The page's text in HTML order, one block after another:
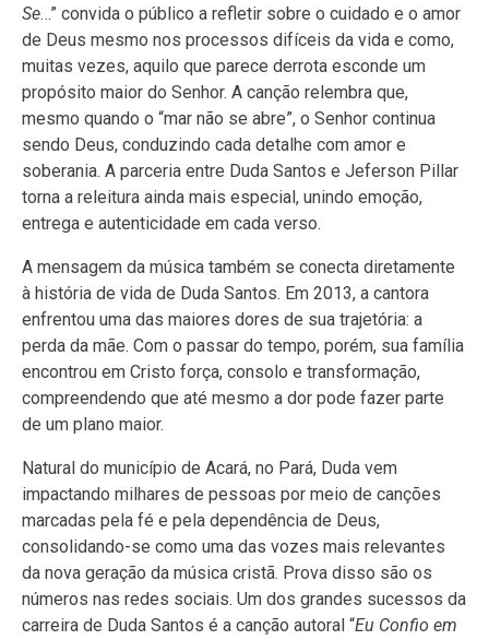
Se…” convida o público a refletir sobre o cuidado e o amor
de Deus mesmo nos processos difíceis da vida e como,
muitas vezes, aquilo que parece derrota esconde um
propósito maior do Senhor. A canção relembra que,
mesmo quando o “mar não se abre”, o Senhor continua
sendo Deus, conduzindo cada detalhe com amor e
soberania. A parceria entre Duda Santos e Jeferson Pillar
torna a releitura ainda mais especial, unindo emoção,
entrega e autenticidade em cada verso.
A mensagem da música também se conecta diretamente
à história de vida de Duda Santos. Em 2013, a cantora
enfrentou uma das maiores dores de sua trajetória: a
perda da mãe. Com o passar do tempo, porém, sua família
encontrou em Cristo força, consolo e transformação,
compreendendo que até mesmo a dor pode fazer parte
de um plano maior.
Natural do município de Acará, no Pará, Duda vem
impactando milhares de pessoas por meio de canções
marcadas pela fé e pela dependência de Deus,
consolidando-se como uma das vozes mais relevantes
da nova geração da música cristã. Prova disso são os
números nas redes sociais. Um dos grandes sucessos da
carreira de Duda Santos é a canção autoral “Eu Confio em